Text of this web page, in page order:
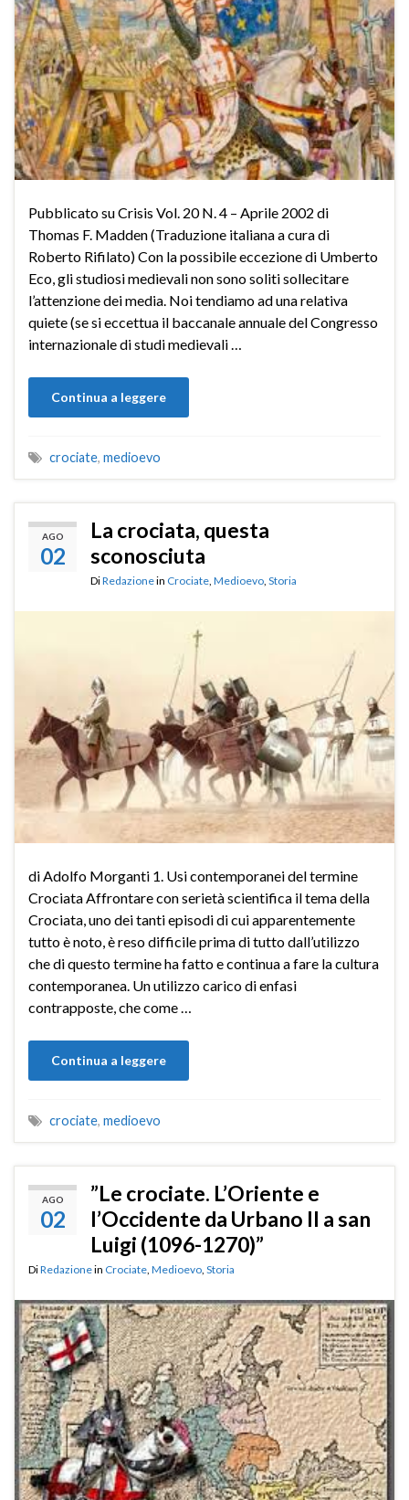
Pubblicato su Crisis Vol. 20 N. 4 – Aprile 2002 di
Thomas F. Madden (Traduzione italiana a cura di
Roberto Rifilato) Con la possibile eccezione di Umberto
Eco, gli studiosi medievali non sono soliti sollecitare
l’attenzione dei media. Noi tendiamo ad una relativa
quiete (se si eccettua il baccanale annuale del Congresso
internazionale di studi medievali …
Continua a leggere
crociate, medioevo
AGO
02
La crociata, questa
sconosciuta
DiRedazionein Crociate, Medioevo, Storia
di Adolfo Morganti 1. Usi contemporanei del termine
Crociata Affrontare con serietà scientifica il tema della
Crociata, uno dei tanti episodi di cui apparentemente
tutto è noto, è reso difficile prima di tutto dall’utilizzo
che di questo termine ha fatto e continua a fare la cultura
contemporanea. Un utilizzo carico di enfasi
contrapposte, che come …
Continua a leggere
crociate, medioevo
AGO
02
”Le crociate. L’Oriente e
l’Occidente da Urbano II a san
Luigi (1096-1270)”
DiRedazionein Crociate Medioevo Storia